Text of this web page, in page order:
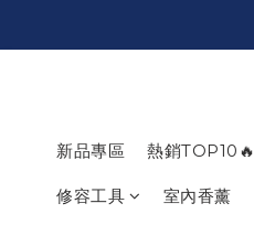
新品專區 熱銷TOP10🔥
修容工具 室內香薰